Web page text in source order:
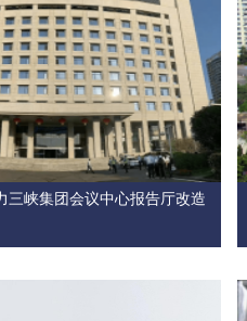
三峡集团会议中心报告厅改造